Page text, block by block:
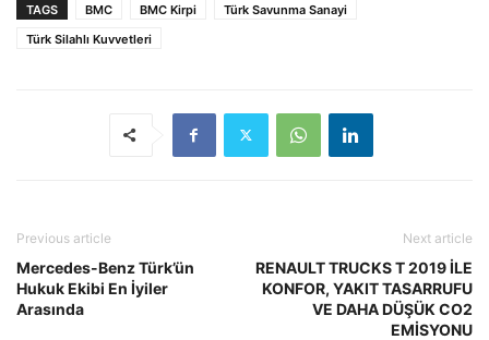
TAGS BMC BMC Kirpi
Türk Savunma Sanayi
Türk Silahlı Kuvvetleri
Previous article
Mercedes-Benz Türk’ün
Hukuk Ekibi En İyiler
Arasında
Next article
RENAULT TRUCKS T 2019 İLE
KONFOR, YAKIT TASARRUFU
VE DAHA DÜŞÜK CO2
EMİSYONU